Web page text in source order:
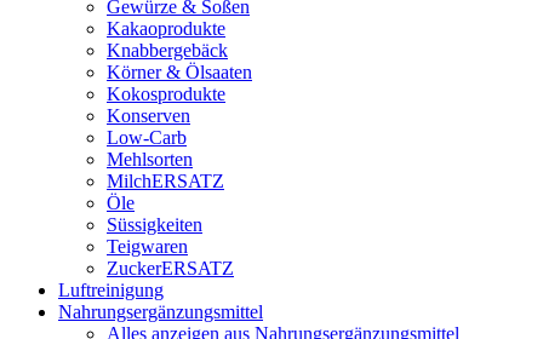
Gewürze & Soßen
Kakaoprodukte
Knabbergebäck
Körner & Ölsaaten
Kokosprodukte
Konserven
Low-Carb
Mehlsorten
MilchERSATZ
Öle
Süssigkeiten
Teigwaren
ZuckerERSATZ
Luftreinigung
Nahrungsergänzungsmittel
Alles anzeigen aus Nahrungsergänzungsmittel